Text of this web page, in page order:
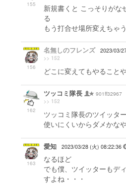
155
新規書くと こっそりがな
る
もう打合せ場所変えちゃ
156
名無しのフレンズ 2023/03/
>> 152
どこに変えてもやること
162
ツッコミ隊長 901ff32967
>> 152
ツッコミ隊長のツイッタ
使いにくいからダメかな
163
愛知 2023/03/28 (火) 08:22:36
なるほど
でも僕、ツイッターもデ
すよね・・・